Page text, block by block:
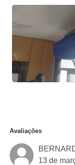
Avaliações
13 de